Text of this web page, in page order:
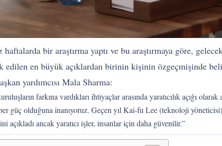
bir araştırma yaptı ve bu araştırmaya göre,
en büyük açıklardan birinin kişinin özgeçmişinde
yardımcısı Mala Sharma:
farkına vardıkları ihtiyaçlar arasında yaratıcılık açığı
güç olduğuna inanıyoruz. Geçen yıl Kai-fu Lee (teknoloji
açıkladı ancak yaratıcı işler, insanlar için daha güvenilir.”